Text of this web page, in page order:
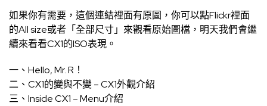
如果你有需要， 這個連結裡面有原圖，你可以點Flickr裡面
的All size或者「全部尺寸」來觀看原始圖檔，明天我們會繼
續來看看CX1的ISO表現。
一、 Hello, Mr. R！
二、 CX1的變與不變 – CX1外觀介紹
三、 Inside CX1 – Menu介紹